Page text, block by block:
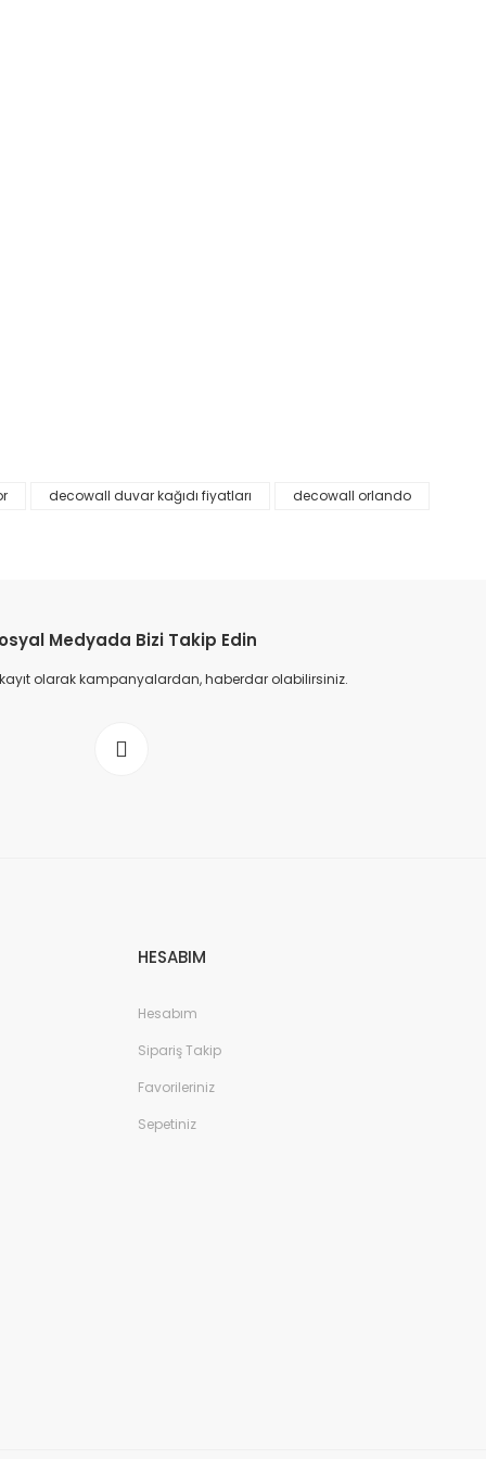
decowall duvar kağıdı fiyatları decowall orlando
Medyada Bizi Takip Edin
olarak kampanyalardan, haberdar olabilirsiniz.
HESABIM
Hesabım
Sipariş Takip
Favorileriniz
Sepetiniz